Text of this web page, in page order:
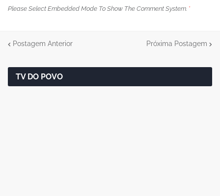
Please Select Embedded Mode To Show The Comment System. *
Postagem Anterior Próxima Postagem
TV DO POVO